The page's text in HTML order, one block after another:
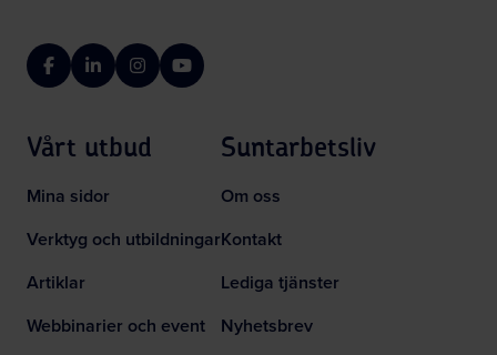
FacebookLinkedInInstagramYouTube
Vårt utbud
Mina sidor
Verktyg och utbildningar
Artiklar
Webbinarier och event
Suntarbetsliv
Om oss
Kontakt
Lediga tjänster
Nyhetsbrev